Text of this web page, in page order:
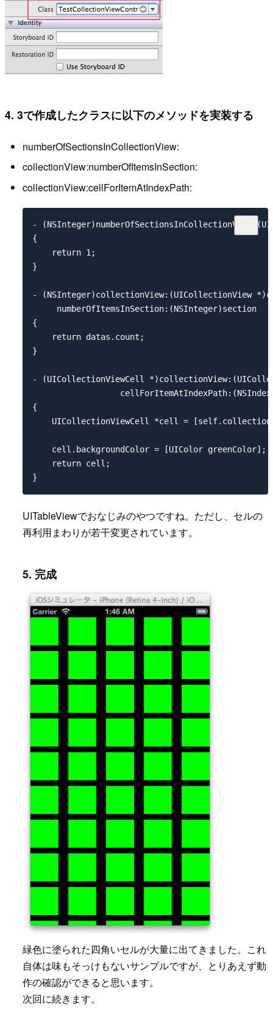
4. 3で作成したクラスに以下のメソッドを実装する
numberOfSectionsInCollectionView:
collectionView:numberOfItemsInSection:
collectionView:cellForItemAtIndexPath:
-
{
    return 1;
}
- (NSInteger)collectionView:(UICollectionView
     numberOfItemsInSection:(NSInteger)section
{
    return datas.count;
}
- (UICollectionViewCell
{
UICollectionViewCell *cell =
    cell.backgroundColor = [UIColor greenColor];
    return cell;
UITableViewでおなじみのやつですね。ただし、セルの
再利用まわりが若干変更されています。
5. 完成
緑色に塗られた四角いセルが大量に出てきました。これ
自体は味もそっけもないサンプルですが、とりあえず動
作の確認ができると思います。
次回に続きます。